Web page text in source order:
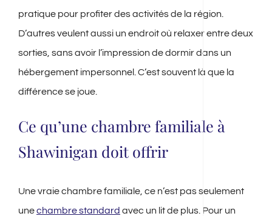
pratique pour profiter des activités de la région.
D’autres veulent aussi un endroit où relaxer entre deux
sorties, sans avoir l’impression de dormir dans un
hébergement impersonnel. C’est souvent là que la
différence se joue.
Ce qu’une chambre familiale à
Shawinigan doit offrir
Une vraie chambre familiale, ce n’est pas seulement
unechambre standard avec un lit de plus. Pour un